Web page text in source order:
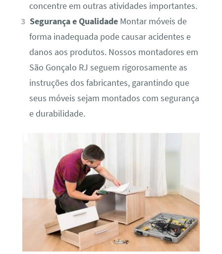
concentre em outras atividades importantes.
Segurança e Qualidade Montar móveis de
forma inadequada pode causar acidentes e
danos aos produtos. Nossos montadores em
São Gonçalo RJ seguem rigorosamente as
instruções dos fabricantes, garantindo que
seus móveis sejam montados com segurança
e durabilidade.